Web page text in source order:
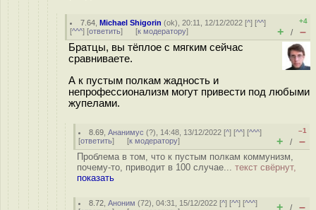
7.64 ,Michael Shigorin (ok), 20:11, 12/12/2022 [^] [^^]
[^^^] [ответить] [к модератору]
+4
+ / –
Братцы, вы тёплое с мягким сейчас
сравниваете.
А к пустым полкам жадность и
непрофессионализм могут привести под любыми
жупелами.
8.69 ,Ананимус (?), 14:48, 13/12/2022 [^] [^^] [^^^]
[ответить] [к модератору]
–1
+ / –
Проблема в том, что к пустым полкам коммунизм,
почему-то, приводит в 100 случае... текст свёрнут,
показать
8.72 ,Аноним (72), 04:31, 15/12/2022 [^] [^^] [^^^]
+ / –